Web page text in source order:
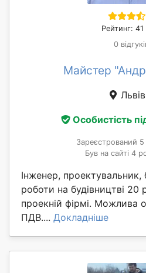
Рейтинг: 41
0
Майстер
Львів
Особистість
Зареєстрований 5
Був на сайті 4
Інженер, проектувальник,
роботи на будівництві
проекній фірмі. Можлива
ПДВ.... Докладніше